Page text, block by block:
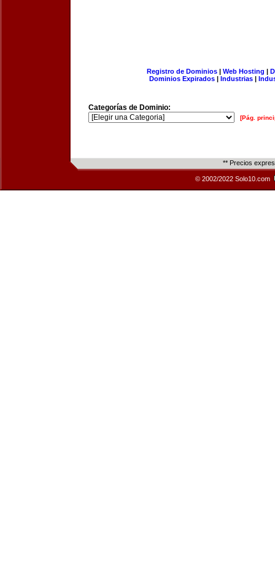
Registro de Dominios| Web Hosting |
Dominios Expirados | Industrias |
Categorías de Dominio:
[Pág.
** Precios
© 2002/2022 Solo10.com